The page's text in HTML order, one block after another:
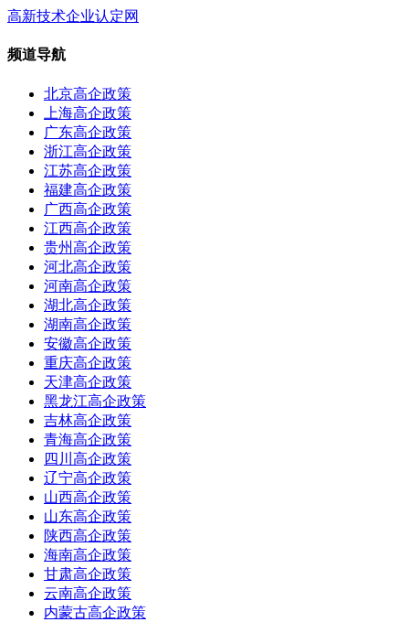
高新技术企业认定网
频道导航
北京高企政策
上海高企政策
广东高企政策
浙江高企政策
江苏高企政策
福建高企政策
广西高企政策
江西高企政策
贵州高企政策
河北高企政策
河南高企政策
湖北高企政策
湖南高企政策
安徽高企政策
重庆高企政策
天津高企政策
黑龙江高企政策
吉林高企政策
青海高企政策
四川高企政策
辽宁高企政策
山西高企政策
山东高企政策
陕西高企政策
海南高企政策
甘肃高企政策
云南高企政策
内蒙古高企政策